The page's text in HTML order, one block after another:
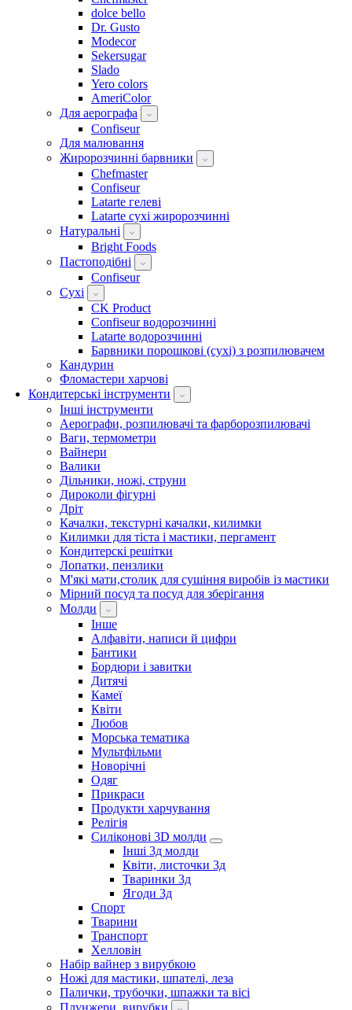
dolce bello
Dr. Gusto
Modecor
Sekersugar
Slado
Yero colors
AmeriColor
Для аерографа
Confiseur
Для малювання
Жиророзчинні барвники
Chefmaster
Confiseur
Latarte гелеві
Latarte сухі жиророзчинні
Натуральні
Bright Foods
Пастоподібні
Confiseur
Сухі
CK Product
Confiseur водорозчинні
Latarte водорозчинні
Барвники порошкові (сухі) з розпилювачем
Кандурин
Фломастери харчові
Кондитерські інструменти
Інші інструменти
Аерографи, розпилювачі та фарборозпилювачі
Ваги, термометри
Вайнери
Валики
Дільники, ножі, струни
Дироколи фігурні
Дріт
Качалки, текстурні качалки, килимки
Килимки для тіста і мастики, пергамент
Кондитерскі решітки
Лопатки, пензлики
М'які мати,столик для сушіння виробів із мастики
Мірний посуд та посуд для зберігання
Молди
Інше
Алфавіти, написи й цифри
Бантики
Бордюри і завитки
Дитячі
Камеї
Квіти
Любов
Морська тематика
Мультфільми
Новорічні
Одяг
Прикраси
Продукти харчування
Релігія
Силіконові 3D молди
Інші 3д молди
Квіти, листочки 3д
Тваринки 3д
Ягоди 3д
Спорт
Тварини
Транспорт
Хелловін
Набір вайнер з вирубкою
Ножі для мастики, шпателі, леза
Палички, трубочки, шпажки та вісі
Плунжери, вирубки